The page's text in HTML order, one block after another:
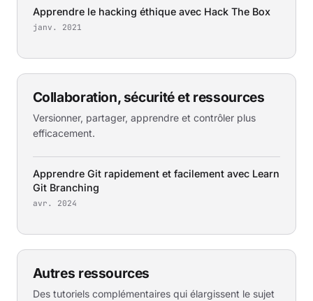
Apprendre le hacking éthique avec Hack The Box
janv. 2021
Collaboration, sécurité et ressources
Versionner, partager, apprendre et contrôler plus
efficacement.
Apprendre Git rapidement et facilement avec Learn
Git Branching
avr. 2024
Autres ressources
Des tutoriels complémentaires qui élargissent le sujet